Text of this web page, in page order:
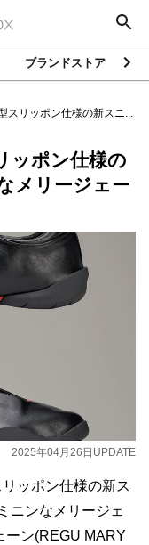
ブランドストア
スリッポン仕様の新スニ...
ッポン仕様の
メリージェー
2025年04月26日 UPDATE
ッポン仕様の新ス
ニンなメリージェ
ーン(REGU MARY